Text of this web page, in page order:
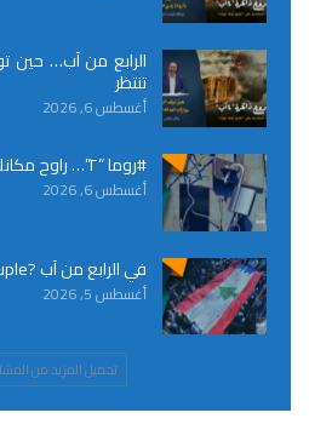
الرابع من آب… حين
تنتظر
أغسطس 6, 2026
#روما “٢”… راوح مكانك
أغسطس 6, 2026
في الرابع من آب ?Que demande le peuple
أغسطس 5, 2026
تحميل المزيد من